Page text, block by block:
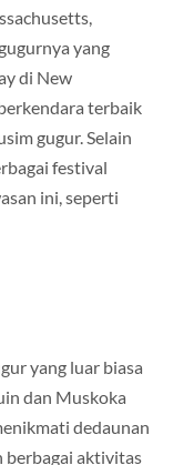
yang
di New
terbaik
gugur. Selain
festival
ini, seperti
yang luar biasa
dan Muskoka
dedaunan
berbagai aktivitas